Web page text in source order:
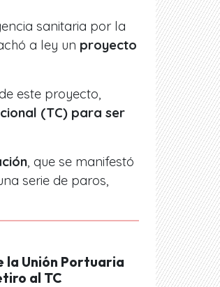
sanitaria por la
a ley un proyecto
este proyecto,
(TC) para ser
, que se manifestó
serie de paros,
la Unión Portuaria
al TC